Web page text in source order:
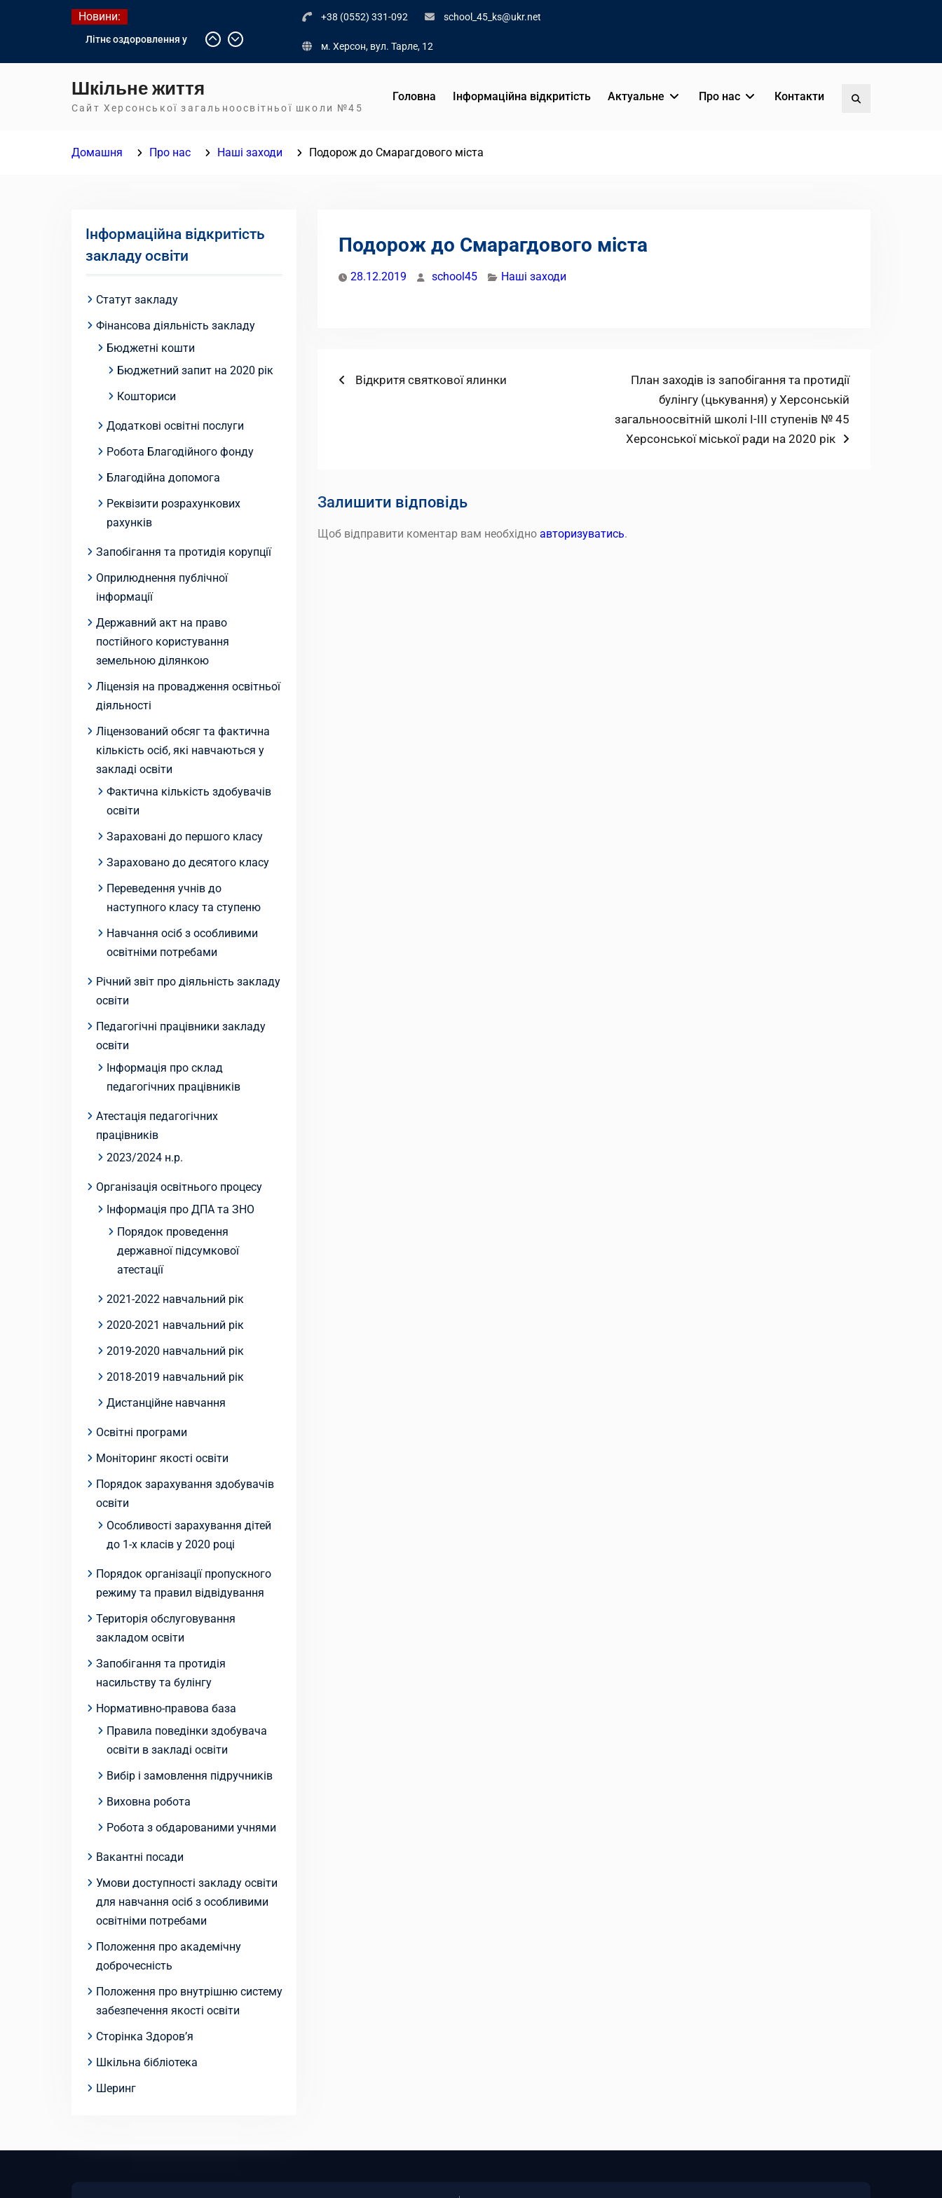
Новини:
Літнє оздоровлення у
Інформація про вступ
молоді з тимчасово
освіти
+38 (0552) 331-092 school_45_ks@ukr.net
м. Херсон, вул. Тарле, 12
Шкільне життя
Сайт Херсонської загальноосвітньої школи №45
Головна Інформаційна відкритість Актуальне Про нас Контакти
Домашня Про нас Наші заходи Подорож до Смарагдового міста
Подорож до Смарагдового міста
28.12.2019 school45 Наші заходи
Навігація
Попередній
Відкритя святкової ялинки
Наступний
запис:
План заходів із запобігання та протидії
булінгу (цькування) у Херсонській
загальноосвітній школі І-ІІІ ступенів № 45
Херсонської міської ради на 2020 рік
Залишити відповідь
Щоб відправити коментар вам необхідно авторизуватись.
Інформаційна відкритість
закладу освіти
Статут закладу
Фінансова діяльність закладу
Бюджетні кошти
Бюджетний запит на 2020 рік
Кошториси
Додаткові освітні послуги
Робота Благодійного фонду
Благодійна допомога
Реквізити розрахункових
рахунків
Запобігання та протидія корупції
Оприлюднення публічної
інформації
Державний акт на право
постійного користування
земельною ділянкою
Ліцензія на провадження освітньої
діяльності
Ліцензований обсяг та фактична
кількість осіб, які навчаються у
закладі освіти
Фактична кількість здобувачів
освіти
Зараховані до першого класу
Зараховано до десятого класу
Переведення учнів до
наступного класу та ступеню
Навчання осіб з особливими
освітніми потребами
Річний звіт про діяльність закладу
освіти
Педагогічні працівники закладу
освіти
Інформація про склад
педагогічних працівників
Атестація педагогічних
працівників
2023/2024 н.р.
Організація освітнього процесу
Інформація про ДПА та ЗНО
Порядок проведення
державної підсумкової
атестації
2021-2022 навчальний рік
2020-2021 навчальний рік
2019-2020 навчальний рік
2018-2019 навчальний рік
Дистанційне навчання
Освітні програми
Моніторинг якості освіти
Порядок зарахування здобувачів
освіти
Особливості зарахування дітей
до 1-х класів у 2020 році
Порядок організації пропускного
режиму та правил відвідування
Територія обслуговування
закладом освіти
Запобігання та протидія
насильству та булінгу
Нормативно-правова база
Правила поведінки здобувача
освіти в закладі освіти
Вибір і замовлення підручників
Виховна робота
Робота з обдарованими учнями
Вакантні посади
Умови доступності закладу освіти
для навчання осіб з особливими
освітніми потребами
Положення про академічну
доброчесність
Положення про внутрішню систему
забезпечення якості освіти
Сторінка Здоров’я
Шкільна бібліотека
Шеринг